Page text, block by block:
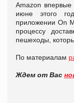
Amazon
июне этого
приложении On
процессу
пешеходы,
По материалам
Ждем от Вас